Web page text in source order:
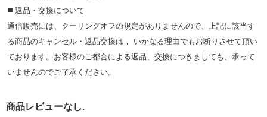
◼️ 返品・交換について
通信販売には、クーリングオフの規定がありませんので、上記に該当す
る商品のキャンセル・返品交換は， いかなる理由でもお断りさせて頂い
ております。お客様のご都合による返品、交換につきましても、承って
いませんのでご了承ください。
商品レビューなし.